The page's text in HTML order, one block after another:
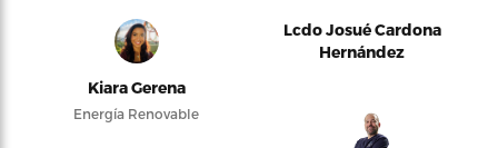
Kiara Gerena
Energía Renovable
Lcdo Josué Cardona
Hernández